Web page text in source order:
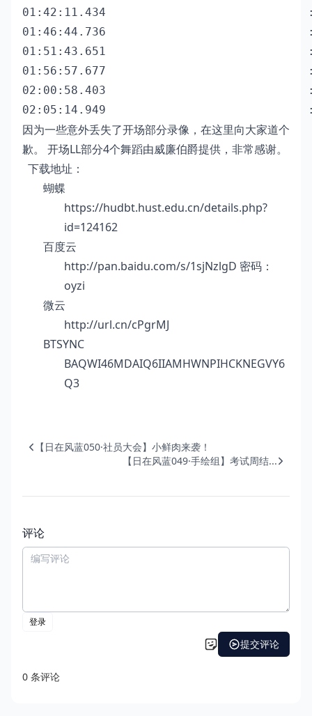
01:42:11.434                             :
01:46:44.736                             :
01:51:43.651                             :
01:56:57.677                             :
02:00:58.403                             :
因为一些意外丢失了开场部分录像，在这里向大家道个
歉。 开场LL部分4个舞蹈由威廉伯爵提供，非常感谢。
下载地址：
蝴蝶
https://hudbt.hust.edu.cn/details.php?
id=124162
百度云
http://pan.baidu.com/s/1sjNzlgD 密码：
oyzi
微云
http://url.cn/cPgrMJ
BTSYNC
BAQWI46MDAIQ6IIAMHWNPIHCKNEGVY6
Q3
【日在风蓝050·社员大会】小鲜肉来袭！
【日在风蓝049·手绘组】考试周结...
评论